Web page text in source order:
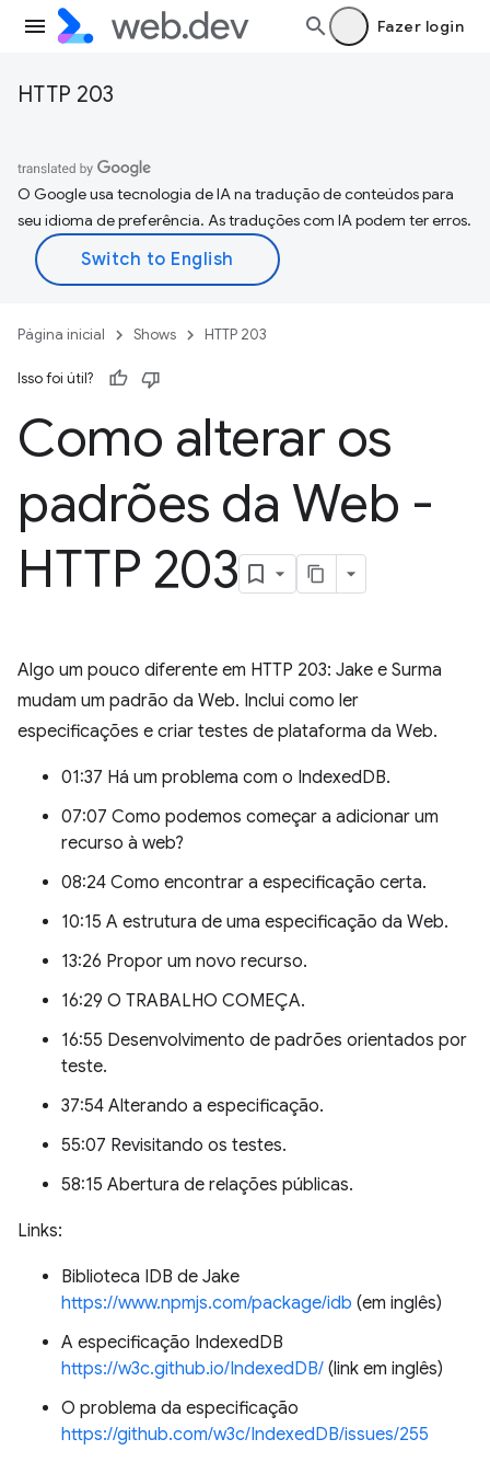
Fazer login
HTTP 203
O Google usa tecnologia de IA na tradução de conteúdos para
seu idioma de preferência. As traduções com IA podem ter erros.
Página inicial Shows HTTP 203
Isso foi útil?
Como alterar os
padrões da Web -
HTTP 203
Algo um pouco diferente em HTTP 203: Jake e Surma
mudam um padrão da Web. Inclui como ler
especificações e criar testes de plataforma da Web.
01:37 Há um problema com o IndexedDB.
07:07 Como podemos começar a adicionar um
recurso à web?
08:24 Como encontrar a especificação certa.
10:15 A estrutura de uma especificação da Web.
13:26 Propor um novo recurso.
16:29 O TRABALHO COMEÇA.
16:55 Desenvolvimento de padrões orientados por
teste.
37:54 Alterando a especificação.
55:07 Revisitando os testes.
58:15 Abertura de relações públicas.
Links:
Biblioteca IDB de Jake
https://www.npmjs.com/package/idb (em inglês)
A especificação IndexedDB
https://w3c.github.io/IndexedDB/ (link em inglês)
O problema da especificação
https://github.com/w3c/IndexedDB/issues/255